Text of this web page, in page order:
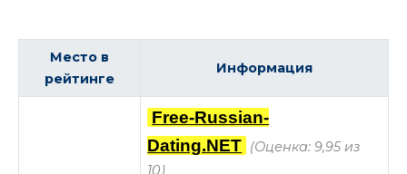
Место в
рейтинге
Информация
Free-Russian-
Dating.NET (Оценка: 9,95 из
10)